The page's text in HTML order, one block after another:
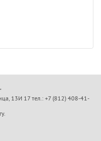
13И 17 тел.: +7 (812) 408-41-